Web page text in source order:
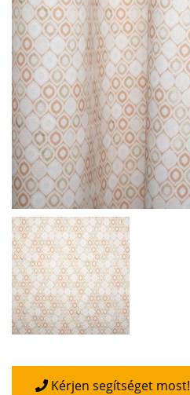
Kérjen segítséget most!